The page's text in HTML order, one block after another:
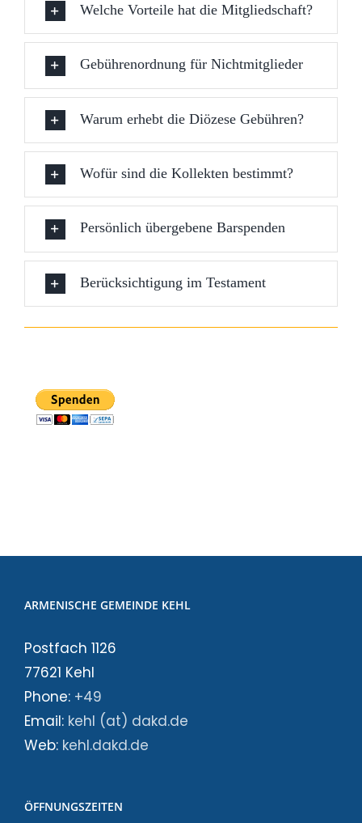
Welche Vorteile hat die Mitgliedschaft?
Gebührenordnung für Nichtmitglieder
Warum erhebt die Diözese Gebühren?
Wofür sind die Kollekten bestimmt?
Persönlich übergebene Barspenden
Berücksichtigung im Testament
ARMENISCHE GEMEINDE KEHL
Postfach 1126
77621 Kehl
Phone: +49
Email: kehl (at) dakd.de
Web: kehl.dakd.de
ÖFFNUNGSZEITEN